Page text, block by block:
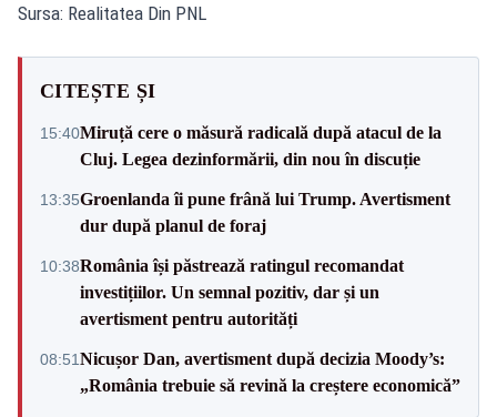
Sursa: Realitatea Din PNL
CITEȘTE ȘI
15:40Miruță cere o măsură radicală după atacul de la
Cluj. Legea dezinformării, din nou în discuție
13:35Groenlanda îi pune frână lui Trump. Avertisment
dur după planul de foraj
10:38România își păstrează ratingul recomandat
investițiilor. Un semnal pozitiv, dar și un
avertisment pentru autorități
08:51Nicușor Dan, avertisment după decizia Moody’s:
„România trebuie să revină la creștere economică”